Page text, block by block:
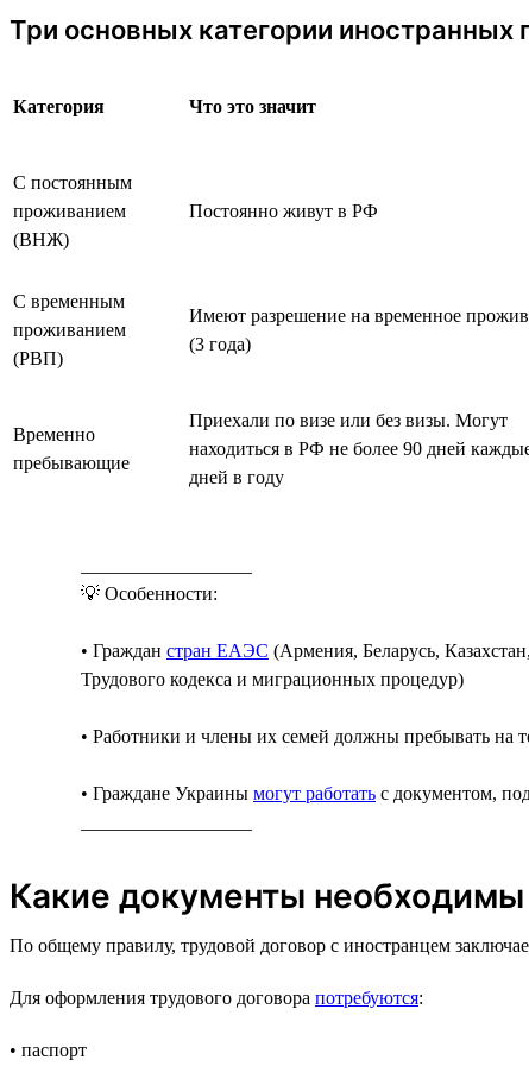
Три основных категории иностранных
Категория Что это значит
С постоянным
проживанием
(ВНЖ)
Постоянно живут в РФ
С временным
проживанием
(РВП)
Имеют разрешение на временное
(3 года)
Временно
пребывающие
Приехали по визе или без визы. Могут
находиться в РФ не более 90 дней
дней в году
💡 Особенности:
• Граждан стран ЕАЭС (Армения, Беларусь,
Трудового кодекса и миграционных процедур)
• Работники и члены их семей должны пребывать на
• Граждане Украины могут работать с документом,
Какие документы
По общему правилу, трудовой договор с иностранцем
Для оформления трудового договора потребуются:
• паспорт